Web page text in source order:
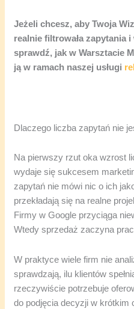
Jeżeli chcesz, aby Twoja
realnie filtrowała zapytania i
sprawdź, jak w Warsztacie
ją w ramach naszej usługi
Dlaczego liczba zapytań nie
Na pierwszy rzut oka wzrost
wydaje się sukcesem
zapytań nie mówi nic o ich
przekładają się na realne
Firmy w Google przyciąga
Wtedy sprzedaż zaczyna
W praktyce wiele firm nie
sprawdzają, ilu klientów
rzeczywiście potrzebuje
do podjęcia decyzji w krótkim